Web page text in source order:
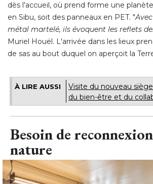
dès l'accueil, où prend forme une
en Sibu, soit des panneaux en PET. "
métal martelé, ils évoquent les reflets
Muriel Houël. L'arrivée dans les lieux
de sas au bout duquel on aperçoit la
À LIRE AUSSI
Visite du nouveau
du bien-être et du
Besoin de
nature